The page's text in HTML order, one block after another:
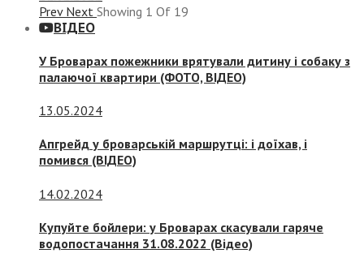
Prev Next Showing 1 Of 19
ВІДЕО
У Броварах пожежники врятували дитину і собаку з
палаючої квартири (ФОТО, ВІДЕО)
13.05.2024
Апгрейд у броварській маршрутці: і доїхав, і
помився (ВІДЕО)
14.02.2024
Купуйте бойлери: у Броварах скасували гаряче
водопостачання 31.08.2022 (Відео)